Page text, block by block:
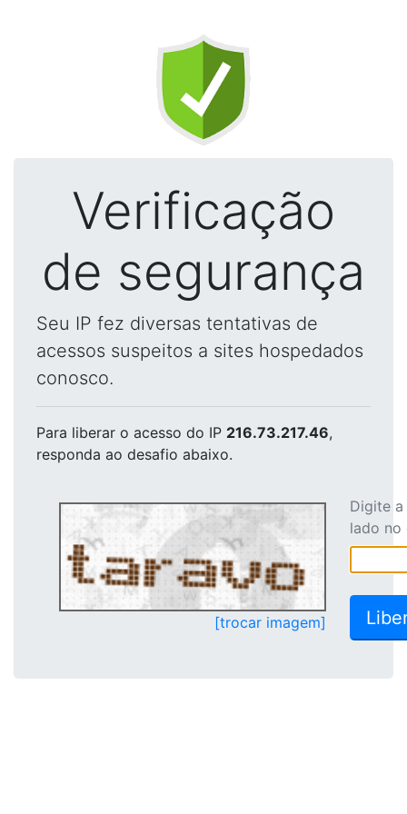
Verificação
de segurança
Seu IP fez diversas tentativas de
acessos suspeitos a sites hospedados
conosco.
Para liberar o acesso do IP 216.73.217.46,
responda ao desafio abaixo.
[trocar imagem]
Digite
lado no